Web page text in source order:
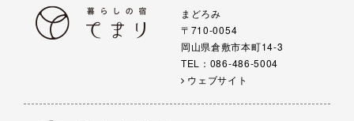
まどろみ
〒710-0054
岡山県倉敷市本町14-3
TEL：086-486-5004
ウェブサイト